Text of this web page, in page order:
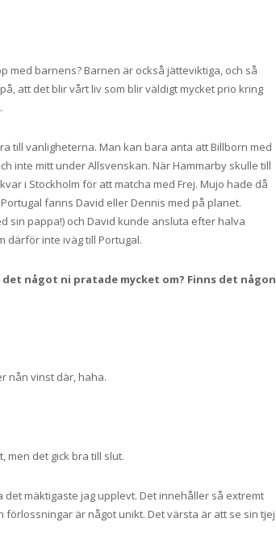
med barnens? Barnen är också jätteviktiga, och så
att det blir vårt liv som blir väldigt mycket prio kring
till vanligheterna. Man kan bara anta att Billborn med
inte mitt under Allsvenskan. När Hammarby skulle till
i Stockholm för att matcha med Frej. Mujo hade då
fanns David eller Dennis med på planet.
sin pappa!) och David kunde ansluta efter halva
därför inte iväg till Portugal.
något ni pratade mycket om? Finns det någon
nån vinst där, haha.
men det gick bra till slut.
det mäktigaste jag upplevt. Det innehåller så extremt
förlossningar är något unikt. Det värsta är att se sin tjej